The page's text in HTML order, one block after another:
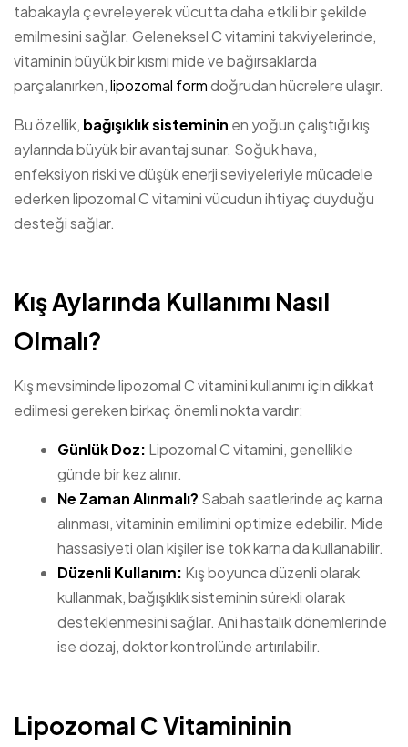
tabakayla çevreleyerek vücutta daha etkili bir şekilde
emilmesini sağlar. Geleneksel C vitamini takviyelerinde,
vitaminin büyük bir kısmı mide ve bağırsaklarda
parçalanırken,lipozomal formdoğrudan hücrelere ulaşır.
Bu özellik, bağışıklık sisteminin en yoğun çalıştığı kış
aylarında büyük bir avantaj sunar. Soğuk hava,
enfeksiyon riski ve düşük enerji seviyeleriyle mücadele
ederken lipozomal C vitamini vücudun ihtiyaç duyduğu
desteği sağlar.
Kış Aylarında Kullanımı Nasıl
Olmalı?
Kış mevsiminde lipozomal C vitamini kullanımı için dikkat
edilmesi gereken birkaç önemli nokta vardır:
Günlük Doz: Lipozomal C vitamini, genellikle
günde bir kez alınır.
Ne Zaman Alınmalı? Sabah saatlerinde aç karna
alınması, vitaminin emilimini optimize edebilir. Mide
hassasiyeti olan kişiler ise tok karna da kullanabilir.
Düzenli Kullanım: Kış boyunca düzenli olarak
kullanmak, bağışıklık sisteminin sürekli olarak
desteklenmesini sağlar. Ani hastalık dönemlerinde
ise dozaj, doktor kontrolünde artırılabilir.
Lipozomal C Vitamininin